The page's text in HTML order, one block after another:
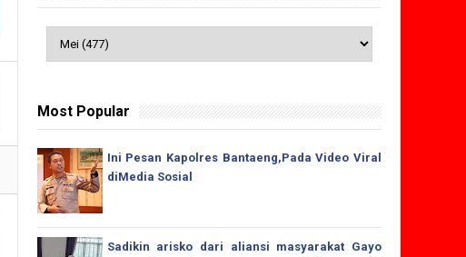
Most Popular
Ini Pesan Kapolres Bantaeng,Pada Video Viral
diMedia Sosial
Sadikin arisko dari aliansi masyarakat Gayo